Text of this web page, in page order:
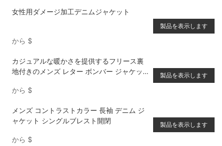
女性用ダメージ加工デニムジャケット
から $
製品を表示します
カジュアルな暖かさを提供するフリース裏
地付きのメンズ レター ボンバー ジャケッ
から $
製品を表示します
メンズ コントラストカラー 長袖 デニム ジ
ャケット シングルブレスト開閉
から $
製品を表示します